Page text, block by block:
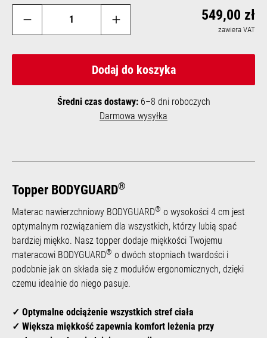
Topper BODYGUARD®
Materac nawierzchniowy BODYGUARD® o wysokości 4 cm jest
optymalnym rozwiązaniem dla wszystkich, którzy lubią spać
bardziej miękko. Nasz topper dodaje miękkości Twojemu
materacowi BODYGUARD® o dwóch stopniach twardości i
podobnie jak on składa się z modułów ergonomicznych, dzięki
czemu idealnie do niego pasuje.
✓ Optymalne odciążenie wszystkich stref ciała
✓ Większa miękkość zapewnia komfort leżenia przy
549,00 zł
zawiera VAT
Dodaj do koszyka
Średni czas dostawy:6–8 dni roboczych
Darmowa wysyłka